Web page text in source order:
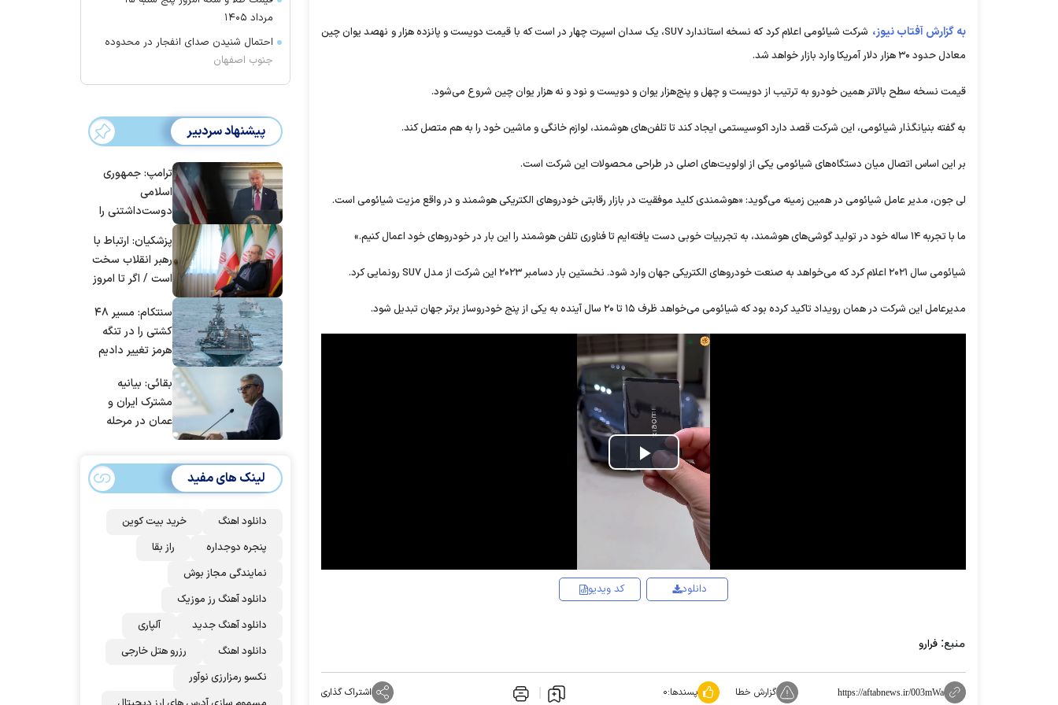
به گزارش آفتاب نیوز،
شرکت شیائومی اعلام کرد که نسخه استاندارد SU۷، یک سدان اسپرت چهار در است که با قیمت دویست و پانزده هزار و نهصد یوان چین
معادل حدود ۳۰ هزار دلار آمریکا وارد بازار خواهد شد.
قیمت نسخه سطح بالاتر همین خودرو به ترتیب از دویست و چهل و پنج‌هزار یوان و دویست و نود و نه هزار یوان چین شروع می‌شود.
به گفته بنیانگذار شیائومی، این شرکت قصد دارد اکوسیستمی ایجاد کند تا تلفن‌های هوشمند، لوازم خانگی و ماشین خود را به هم متصل کند.
بر این اساس اتصال میان دستگاه‌های شیائومی یکی از اولویت‌های اصلی در طراحی محصولات این شرکت است.
لی جون، مدیر عامل شیائومی در همین زمینه می‌گوید: «هوشمندی کلید موفقیت در بازار رقابتی خودرو‌های الکتریکی هوشمند و در واقع مزیت شیائومی است.
ما با تجربه ۱۴ ساله خود در تولید گوشی‌های هوشمند، به تجربیات خوبی دست یافته‌ایم تا فناوری تلفن هوشمند را این بار در خودرو‌های خود اعمال کنیم.»
شیائومی سال ۲۰۲۱ اعلام کرد که می‌خواهد به صنعت خودرو‌های الکتریکی جهان وارد شود. نخستین بار دسامبر ۲۰۲۳ این شرکت از مدل SU۷ رونمایی کرد.
مدیرعامل این شرکت در همان رویداد تاکید کرده بود که شیائومی می‌خواهد ظرف ۱۵ تا ۲۰ سال آینده به یکی از پنج خودروساز برتر جهان تبدیل شود.
Play
Video
کد ویدیو دانلود
منبع: فرارو
https://aftabnews.ir/003mWa گزارش خطا پسندها:۰ اشتراک گذاری
مرداد ۱۴۰۵
احتمال شنیدن صدای انفجار در محدوده
جنوب اصفهان
پیشنهاد سردبیر
ترامپ: جمهوری
اسلامی
دوست‌داشتنی را
برای بزرگ‌ترین
حمله آماده بودیم
| غنائم از آنِ فاتح
است، درست
است؟
پزشکیان: ارتباط با
رهبر انقلاب سخت
است / اگر تا امروز
مردم ایران استسنتکام: مسیر ۴۸
کشتی را در تنگه
هرمز تغییر دادیم
بقائی: بیانیه
مشترک ایران و
عمان در مرحله
برای سفر به قطر و
پاکستان نداریم
لینک های مفید
دانلود اهنگ
خرید بیت کوین
پنجره دوجداره
راز بقا
نمایندگی مجاز بوش
دانلود آهنگ رز‌ موزیک
دانلود آهنگ جدید
آلپاری
دانلود اهنگ
رزرو هتل خارجی
نکسو رمزارزی نوآور